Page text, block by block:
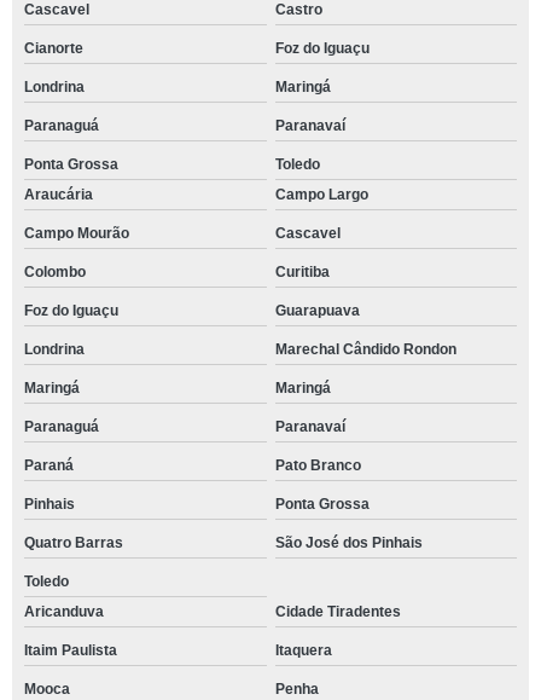
Cascavel Castro
Cianorte Foz do Iguaçu
Londrina Maringá
Paranaguá Paranavaí
Ponta Grossa
Toledo
Araucária
Campo Largo
Campo Mourão Cascavel
Colombo Curitiba
Foz do Iguaçu Guarapuava
Londrina Marechal Cândido Rondon
Maringá Maringá
Paranaguá Paranavaí
Paraná Pato Branco
Pinhais Ponta Grossa
Quatro Barras São José dos Pinhais
Toledo
Aricanduva
Cidade Tiradentes
Itaim Paulista Itaquera
Mooca Penha